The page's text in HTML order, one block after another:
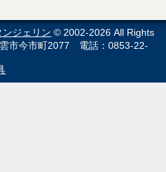
ジェリン © 2002-2026 All Rights
市今市町2077 電話：0853-22-